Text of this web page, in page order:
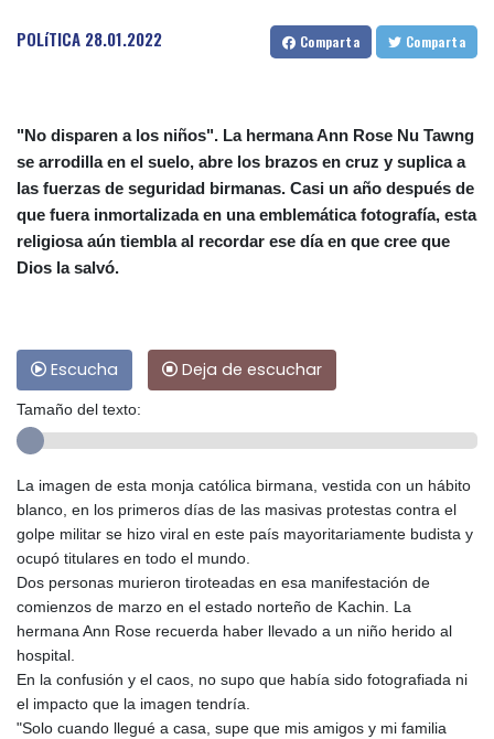
POLíTICA 28.01.2022 Comparta Comparta
"No disparen a los niños". La hermana Ann Rose Nu Tawng
se arrodilla en el suelo, abre los brazos en cruz y suplica a
las fuerzas de seguridad birmanas. Casi un año después de
que fuera inmortalizada en una emblemática fotografía, esta
religiosa aún tiembla al recordar ese día en que cree que
Dios la salvó.
Escucha Deja de escuchar
Tamaño del texto:
La imagen de esta monja católica birmana, vestida con un hábito
blanco, en los primeros días de las masivas protestas contra el
golpe militar se hizo viral en este país mayoritariamente budista y
ocupó titulares en todo el mundo.
Dos personas murieron tiroteadas en esa manifestación de
comienzos de marzo en el estado norteño de Kachin. La
hermana Ann Rose recuerda haber llevado a un niño herido al
hospital.
En la confusión y el caos, no supo que había sido fotografiada ni
el impacto que la imagen tendría.
"Solo cuando llegué a casa, supe que mis amigos y mi familia